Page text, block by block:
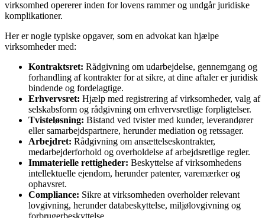
virksomhed opererer inden for lovens rammer og undgår juridiske
komplikationer.
Her er nogle typiske opgaver, som en advokat kan hjælpe
virksomheder med:
Kontraktsret: Rådgivning om udarbejdelse, gennemgang og
forhandling af kontrakter for at sikre, at dine aftaler er juridisk
bindende og fordelagtige.
Erhvervsret: Hjælp med registrering af virksomheder, valg af
selskabsform og rådgivning om erhvervsretlige forpligtelser.
Tvisteløsning: Bistand ved tvister med kunder, leverandører
eller samarbejdspartnere, herunder mediation og retssager.
Arbejdret: Rådgivning om ansættelseskontrakter,
medarbejderforhold og overholdelse af arbejdsretlige regler.
Immaterielle rettigheder: Beskyttelse af virksomhedens
intellektuelle ejendom, herunder patenter, varemærker og
ophavsret.
Compliance: Sikre at virksomheden overholder relevant
lovgivning, herunder databeskyttelse, miljølovgivning og
forbrugerbeskyttelse.